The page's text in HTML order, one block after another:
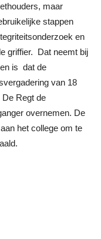
maar
stappen
en
griffier. Dat neemt bij
is dat de
van 18
Regt de
overnemen. De
het college om te